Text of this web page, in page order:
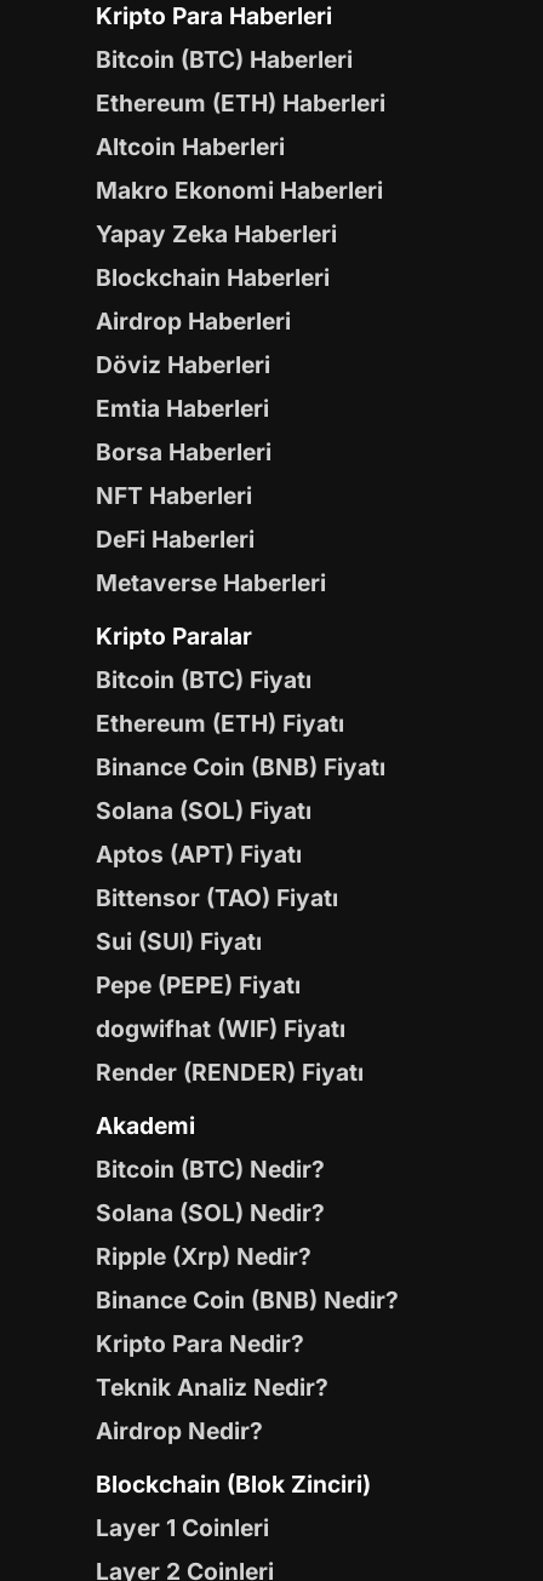
Kripto Para Haberleri
Bitcoin (BTC) Haberleri
Ethereum (ETH) Haberleri
Altcoin Haberleri
Makro Ekonomi Haberleri
Yapay Zeka Haberleri
Blockchain Haberleri
Airdrop Haberleri
Döviz Haberleri
Emtia Haberleri
Borsa Haberleri
NFT Haberleri
DeFi Haberleri
Metaverse Haberleri
Kripto Paralar
Bitcoin (BTC) Fiyatı
Ethereum (ETH) Fiyatı
Binance Coin (BNB) Fiyatı
Solana (SOL) Fiyatı
Aptos (APT) Fiyatı
Bittensor (TAO) Fiyatı
Sui (SUI) Fiyatı
Pepe (PEPE) Fiyatı
dogwifhat (WIF) Fiyatı
Render (RENDER) Fiyatı
Akademi
Bitcoin (BTC) Nedir?
Solana (SOL) Nedir?
Ripple (Xrp) Nedir?
Binance Coin (BNB) Nedir?
Kripto Para Nedir?
Teknik Analiz Nedir?
Airdrop Nedir?
Blockchain (Blok Zinciri)
Layer 1 Coinleri
Layer 2 Coinleri